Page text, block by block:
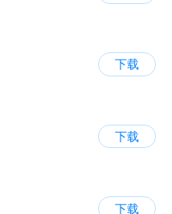
下载
下载
下载